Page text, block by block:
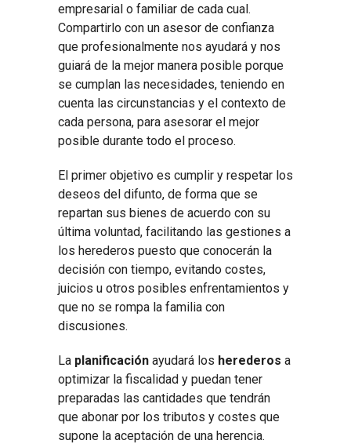
empresarial o familiar de cada cual.
Compartirlo con un asesor de confianza
que profesionalmente nos ayudará y nos
guiará de la mejor manera posible porque
se cumplan las necesidades, teniendo en
cuenta las circunstancias y el contexto de
cada persona, para asesorar el mejor
posible durante todo el proceso.
El primer objetivo es cumplir y respetar los
deseos del difunto, de forma que se
repartan sus bienes de acuerdo con su
última voluntad, facilitando las gestiones a
los herederos puesto que conocerán la
decisión con tiempo, evitando costes,
juicios u otros posibles enfrentamientos y
que no se rompa la familia con
discusiones.
La planificación ayudará los herederos a
optimizar la fiscalidad y puedan tener
preparadas las cantidades que tendrán
que abonar por los tributos y costes que
supone la aceptación de una herencia.